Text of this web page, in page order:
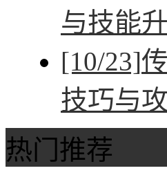
与技能
[10/23]
技巧与
热门推荐